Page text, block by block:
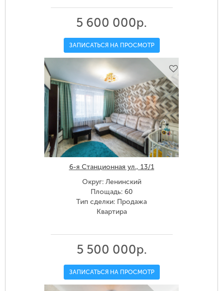
5 600 000р.
ЗАПИСАТЬСЯ НА ПРОСМОТР
6-я Станционная ул., 13/1
Округ: Ленинский
Площадь: 60
Тип сделки: Продажа
Квартира
5 500 000р.
ЗАПИСАТЬСЯ НА ПРОСМОТР